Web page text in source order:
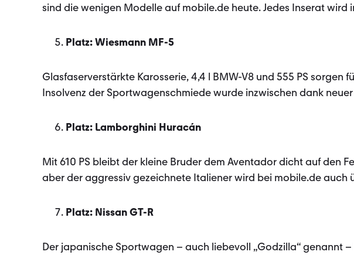
sind die wenigen Modelle auf mobile.de heute. Jedes Inserat wird
Platz: Wiesmann MF-5
Glasfaserverstärkte Karosserie, 4,4 l BMW-V8 und 555 PS sorgen
Insolvenz der Sportwagenschmiede wurde inzwischen dank
Platz: Lamborghini Huracán
Mit 610 PS bleibt der kleine Bruder dem Aventador dicht auf den
aber der aggressiv gezeichnete Italiener wird bei mobile.de auch
Platz: Nissan GT-R
Der japanische Sportwagen – auch liebevoll „Godzilla“ genannt